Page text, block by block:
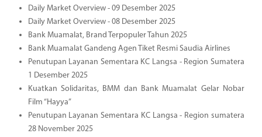
Daily Market Overview - 09 Desember 2025
Daily Market Overview - 08 Desember 2025
Bank Muamalat, Brand Terpopuler Tahun 2025
Bank Muamalat Gandeng Agen Tiket Resmi Saudia Airlines
Penutupan Layanan Sementara KC Langsa - Region Sumatera
1 Desember 2025
Kuatkan Solidaritas, BMM dan Bank Muamalat Gelar Nobar
Film “Hayya”
Penutupan Layanan Sementara KC Langsa - Region sumatera
28 November 2025